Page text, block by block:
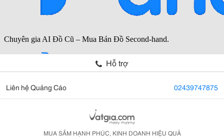
Hỗ trợ
Liên hệ Quảng Cáo 02439747875
MUA SẮM HẠNH PHÚC, KINH DOANH HIỆU QUẢ